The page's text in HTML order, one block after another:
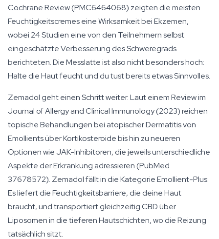
Cochrane Review (PMC6464068) zeigten die meisten
Feuchtigkeitscremes eine Wirksamkeit bei Ekzemen,
wobei 24 Studien eine von den Teilnehmern selbst
eingeschätzte Verbesserung des Schweregrads
berichteten. Die Messlatte ist also nicht besonders hoch:
Halte die Haut feucht und du tust bereits etwas Sinnvolles.
Zemadol geht einen Schritt weiter. Laut einem Review im
Journal of Allergy and Clinical Immunology (2023) reichen
topische Behandlungen bei atopischer Dermatitis von
Emollients über Kortikosteroide bis hin zu neueren
Optionen wie JAK-Inhibitoren, die jeweils unterschiedliche
Aspekte der Erkrankung adressieren (PubMed
37678572). Zemadol fällt in die Kategorie Emollient-Plus:
Es liefert die Feuchtigkeitsbarriere, die deine Haut
braucht, und transportiert gleichzeitig CBD über
Liposomen in die tieferen Hautschichten, wo die Reizung
tatsächlich sitzt.